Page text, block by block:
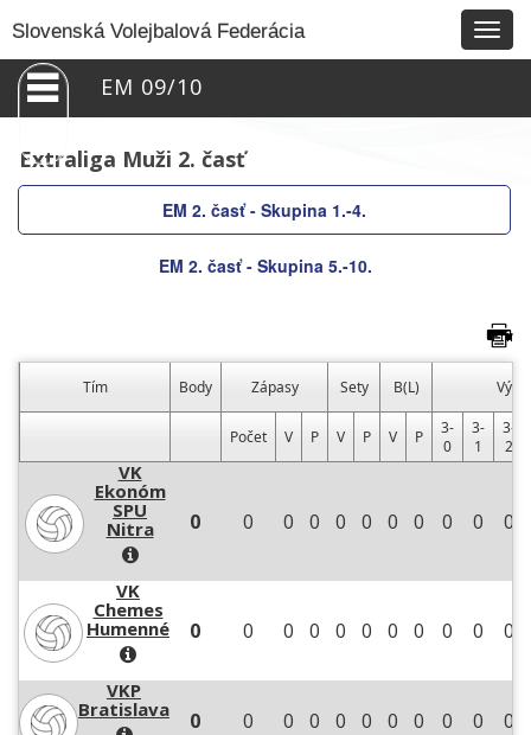
Slovenská Volejbalová Federácia
EM 09/10
Extraliga Muži 2. časť
EM 2. časť - Skupina 1.-4.
EM 2. časť - Skupina 5.-10.
Tím Body Zápasy Sety B(L)
Počet V P V P V P
3-
0
3-
1
3-
2
VK
Ekonóm
SPU
Nitra
0 0 0 0 0 0 0 0 0 0 0
VK
Chemes
Humenné
0 0 0 0 0 0 0 0 0 0 0
VKP
Bratislava
0 0 0 0 0 0 0 0 0 0 0